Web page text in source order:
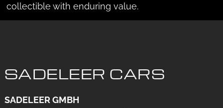
collectible with enduring value.
SADELEER CARS
SADELEER GMBH